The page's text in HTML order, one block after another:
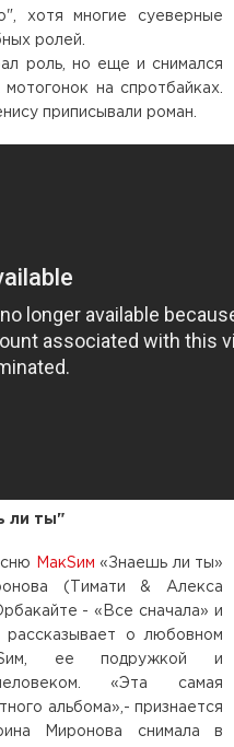
хотя многие суеверные
ролей.
роль, но еще и снимался
на спротбайках.
приписывали роман.
ли ты"
МакSим «Знаешь ли ты»
(Тимати & Алекса
- «Все сначала» и
о любовном
ее подружкой и
«Эта самая
альбома»,- признается
Миронова снимала в